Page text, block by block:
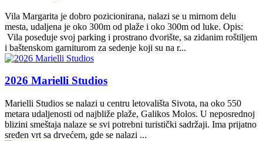
Vila Margarita je dobro pozicionirana, nalazi se u mirnom delu
mesta, udaljena je oko 300m od plaže i oko 300m od luke. Opis:
Vila poseduje svoj parking i prostrano dvorište, sa zidanim roštiljem
i baštenskom garniturom za sedenje koji su na r...
2026 Marielli Studios
Marielli Studios se nalazi u centru letovališta Sivota, na oko 550
metara udaljenosti od najbliže plaže, Galikos Molos. U neposrednoj
blizini smeštaja nalaze se svi potrebni turistički sadržaji. Ima prijatno
sređen vrt sa drvećem, gde se nalazi ...